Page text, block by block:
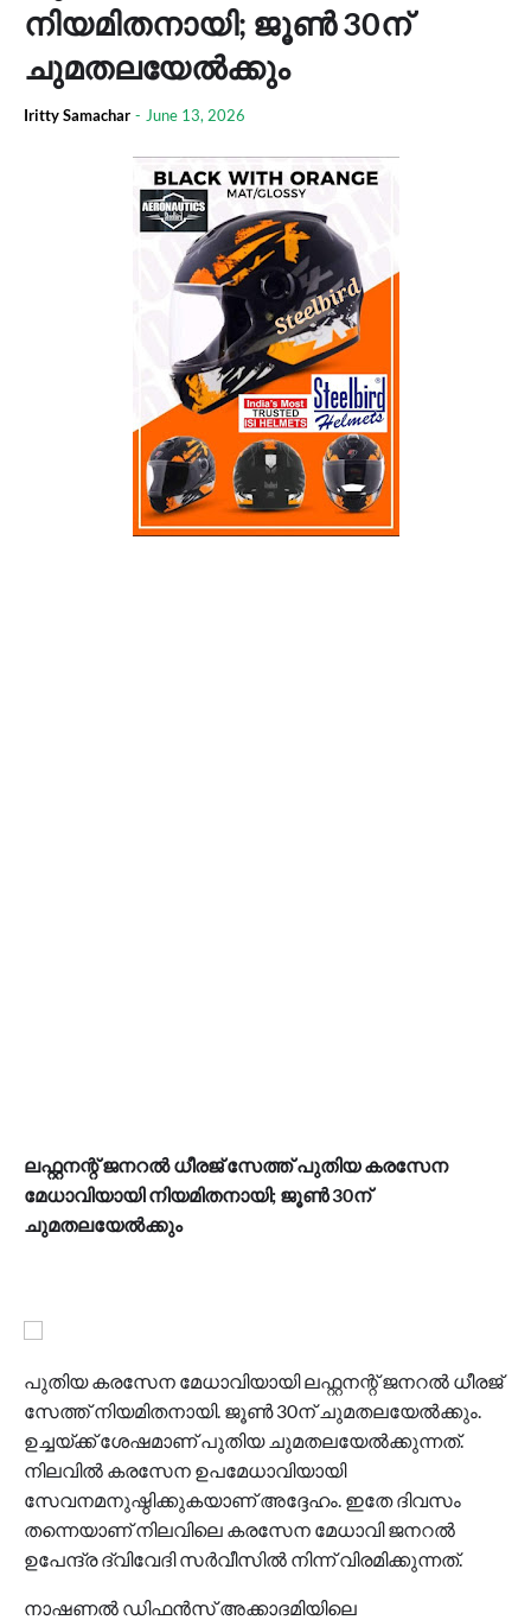
നിയമിതനായി; ജൂൺ 30ന്
ചുമതലയേൽക്കും
Iritty Samachar - June 13, 2026
ലഫ്റ്റനന്റ് ജനറൽ ധീരജ് സേത്ത് പുതിയ കരസേന
മേധാവിയായി നിയമിതനായി; ജൂൺ 30ന്
ചുമതലയേൽക്കും
പുതിയ കരസേന മേധാവിയായി ലഫ്റ്റനന്റ് ജനറൽ ധീരജ്
സേത്ത് നിയമിതനായി. ജൂൺ 30ന് ചുമതലയേൽക്കും.
ഉച്ചയ്ക്ക് ശേഷമാണ് പുതിയ ചുമതലയേൽക്കുന്നത്.
നിലവിൽ കരസേന ഉപമേധാവിയായി
സേവനമനുഷ്ഠിക്കുകയാണ് അദ്ദേഹം. ഇതേ ദിവസം
തന്നെയാണ് നിലവിലെ കരസേന മേധാവി ജനറൽ
ഉപേന്ദ്ര ദ്വിവേദി സർവീസിൽ നിന്ന് വിരമിക്കുന്നത്.
നാഷണൽ ഡിഫൻസ് അക്കാദമിയിലെ